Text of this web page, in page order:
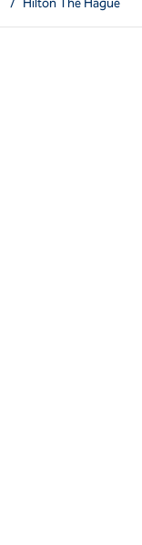
/ Hilton The Hague